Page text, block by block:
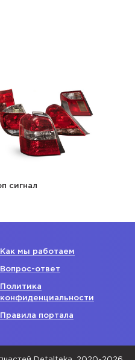
сигнал
Как мы работаем
Вопрос-ответ
Политика
конфиденциальности
Правила портала